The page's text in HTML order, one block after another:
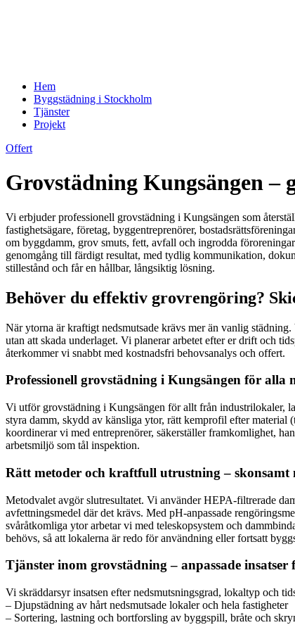
Hem
Byggstädning i Stockholm
Tjänster
Projekt
Offert
Grovstädning Kungsängen
Vi erbjuder professionell grovstädning i Kungsängen som
fastighetsägare, företag, byggentreprenörer,
om byggdamm, grov smuts, fett, avfall och ingrodda
genomgång till färdigt resultat, med tydlig kommunikation,
stillestånd och får en hållbar, långsiktig lösning.
Behöver du effektiv grovrengöring?
När ytorna är kraftigt nedsmutsade krävs mer än vanlig
utan att skada underlaget. Vi planerar arbetet efter er drift och
återkommer vi snabbt med kostnadsfri behovsanalys och offert.
Professionell grovstädning i Kungsängen för alla
Vi utför grovstädning i Kungsängen för allt från industrilokaler,
styra damm, skydd av känsliga ytor, rätt kemprofil efter material
koordinerar vi med entreprenörer, säkerställer framkomlighet,
arbetsmiljö som tål inspektion.
Rätt metoder och kraftfull utrustning –
Metodvalet avgör slutresultatet. Vi använder HEPA-filtrerade
avfettningsmedel där det krävs. Med pH-anpassade
svåråtkomliga ytor arbetar vi med teleskopsystem och
behövs, så att lokalerna är redo för användning eller fortsatt
Tjänster inom grovstädning – anpassade insatser
Vi skräddarsyr insatsen efter nedsmutsningsgrad, lokaltyp och
– Djupstädning av hårt nedsmutsade lokaler och hela fastigheter
– Sortering, lastning och bortforsling av byggspill, bråte och